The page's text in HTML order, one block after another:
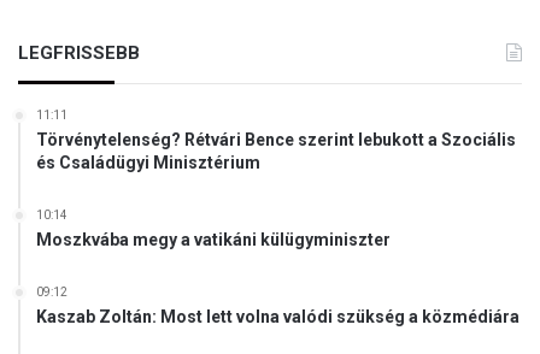
LEGFRISSEBB
11:11
Törvénytelenség? Rétvári Bence szerint lebukott a Szociális
és Családügyi Minisztérium
10:14
Moszkvába megy a vatikáni külügyminiszter
09:12
Kaszab Zoltán: Most lett volna valódi szükség a közmédiára